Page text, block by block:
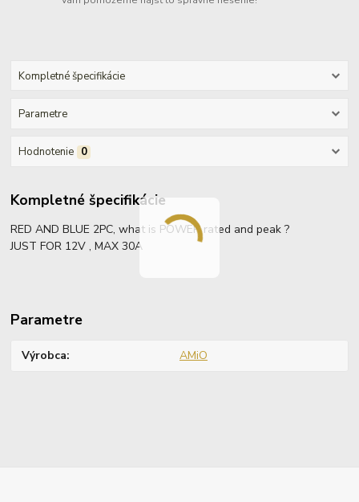
Kompletné špecifikácie
Parametre
Hodnotenie 0
Kompletné špecifikácie
RED AND BLUE 2PC, what is POWER rated and peak ?
JUST FOR 12V , MAX 30A
Parametre
Výrobca AMiO